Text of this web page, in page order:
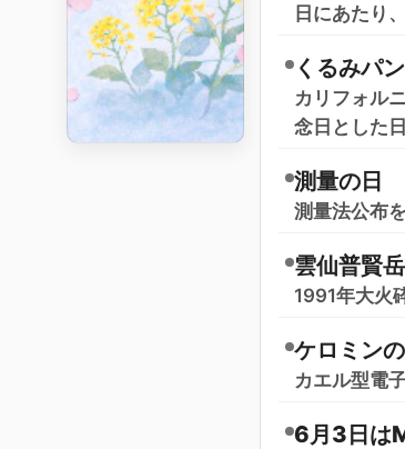
日にあたり
くるみパ
カリフォル
念日とした日
測量の日
測量法公布
雲仙普賢
1991年大火
ケロミン
カエル型電
6月3日は